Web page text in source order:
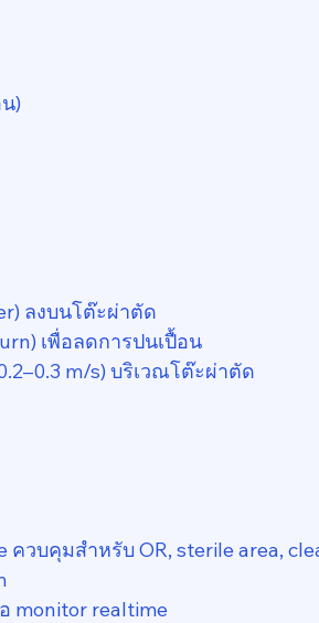
)
ลงบนโต๊ะผ่าตัด
เพื่อลดการปนเปื้อน
m/s) บริเวณโต๊ะผ่าตัด
วบคุมสำหรับ OR, sterile area,
monitor realtime